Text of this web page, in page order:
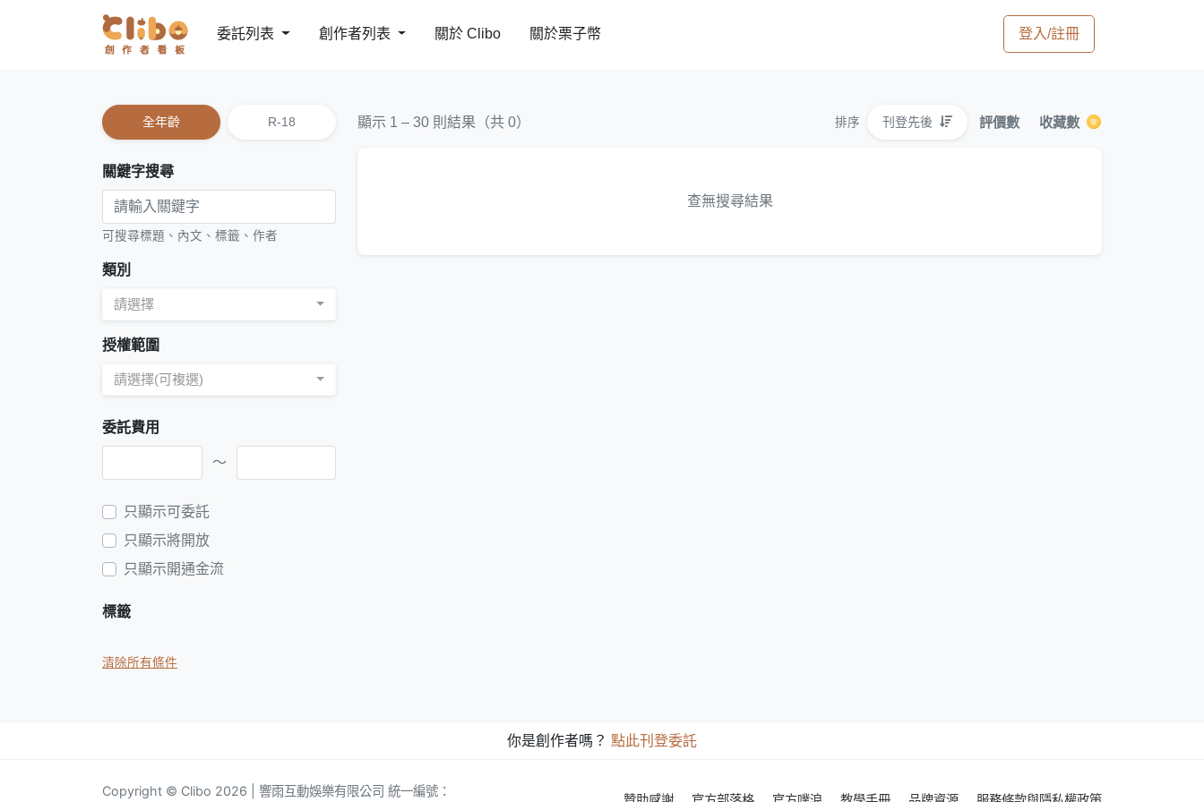
委託列表 創作者列表 關於 Clibo 關於栗子幣 登入/註冊
全年齡 R-18
關鍵字搜尋
可搜尋標題、內文、標籤、作者
類別
請選擇
授權範圍
請選擇(可複選)
委託費用
～
只顯示可委託
只顯示將開放
只顯示開通金流
標籤
清除所有條件
顯示 1 – 30 則結果（共 0） 排序 刊登先後 評價數 收藏數
查無搜尋結果
你是創作者嗎？ 點此刊登委託
Copyright © Clibo 2026 | 響雨互動娛樂有限公司 統一編號：